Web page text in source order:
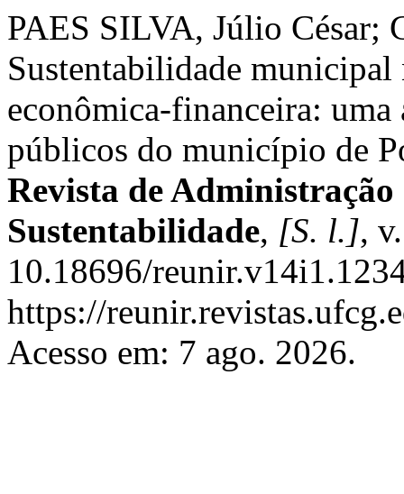
PAES SILVA, Júlio César;
Sustentabilidade
econômica-financeira: uma
públicos do município de
Revista de
Sustentabilidade, [S. l.],
10.18696/
https://
Acesso em: 7 ago. 2026.